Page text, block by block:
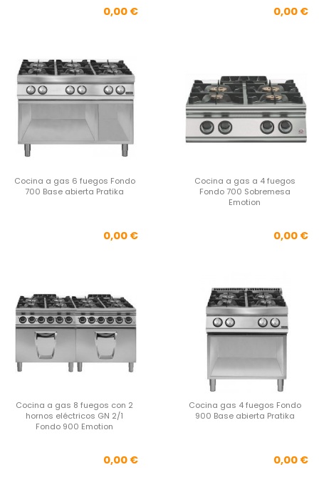
Precio
0,00 € 0,00 €
Cocina a gas 6 fuegos Fondo
700 Base abierta Pratika
Precio
0,00 €
Cocina a gas a 4 fuegos
Fondo 700 Sobremesa
Emotion
0,00 €
Cocina a gas 8 fuegos con 2
hornos eléctricos GN 2/1
Fondo 900 Emotion
Precio
0,00 €
Cocina gas 4 fuegos Fondo
900 Base abierta Pratika
0,00 €